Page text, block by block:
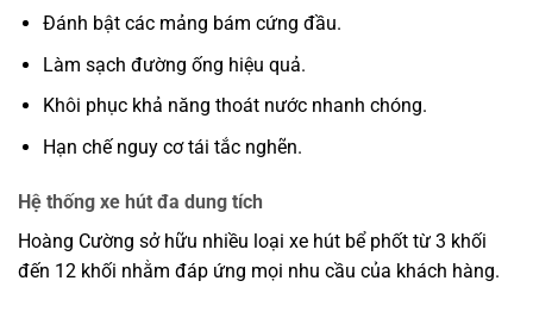
Đánh bật các mảng bám cứng đầu.
Làm sạch đường ống hiệu quả.
Khôi phục khả năng thoát nước nhanh chóng.
Hạn chế nguy cơ tái tắc nghẽn.
Hệ thống xe hút đa dung tích
Hoàng Cường sở hữu nhiều loại xe hút bể phốt từ 3 khối
đến 12 khối nhằm đáp ứng mọi nhu cầu của khách hàng.